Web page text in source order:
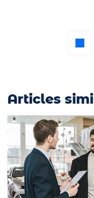
Articles